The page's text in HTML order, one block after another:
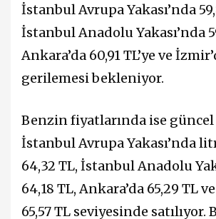
İstanbul Avrupa Yakası’nda
İstanbul Anadolu Yakası’nda
Ankara’da 60,91 TL’ye ve
gerilemesi bekleniyor.
Benzin fiyatlarında ise
İstanbul Avrupa Yakası’nda
64,32 TL, İstanbul Anadolu
64,18 TL, Ankara’da 65,29 TL
65,57 TL seviyesinde satılıyor.